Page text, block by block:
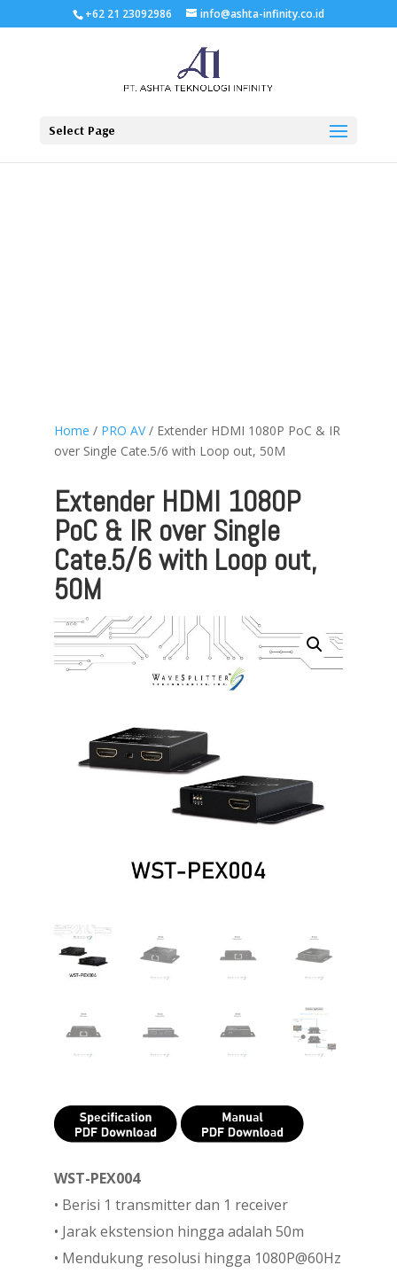
+62 21 23092986 info@ashta-infinity.co.id
Select Page
Home / PRO AV/ Extender HDMI 1080P PoC & IR
over Single Cate.5/6 with Loop out, 50M
Extender HDMI 1080P
PoC & IR over Single
Cate.5/6 with Loop out,
50M
WST-PEX004
• Berisi 1 transmitter dan 1 receiver
• Jarak ekstension hingga adalah 50m
• Mendukung resolusi hingga 1080P@60Hz